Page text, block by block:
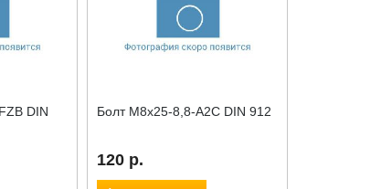
DIN
Болт М8x25-8,8-A2C DIN 912
120 р.